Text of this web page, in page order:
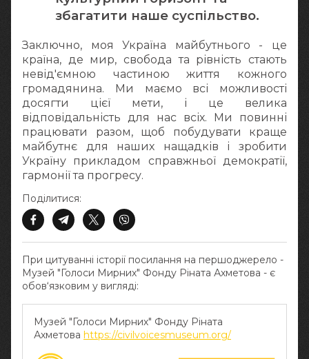
збагатити наше суспільство.
Заключно, моя Україна майбутнього - це
країна, де мир, свобода та рівність стають
невід'ємною частиною життя кожного
громадянина. Ми маємо всі можливості
досягти цієї мети, і це велика
відповідальність для нас всіх. Ми повинні
працювати разом, щоб побудувати краще
майбутнє для наших нащадків і зробити
Україну прикладом справжньої демократії,
гармонії та прогресу.
При цитуванні історії посилання на першоджерело -
Музей "Голоси Мирних" Фонду Ріната Ахметова - є
обов‘язковим у вигляді:
Музей "Голоси Мирних" Фонду Ріната
Ахметова https://civilvoicesmuseum.org/
Поділитися: